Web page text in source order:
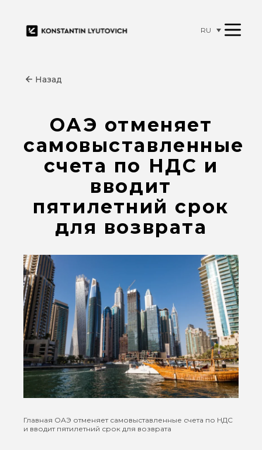
RU
Назад
ОАЭ отменяет
самовыставленные
счета по НДС и
вводит
пятилетний срок
для возврата
Главная ОАЭ отменяет самовыставленные счета по НДС
и вводит пятилетний срок для возврата